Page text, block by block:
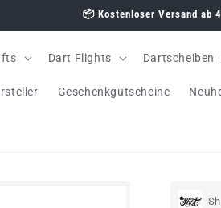
Dart Flights Dartscheiben
Geschenkgutscheine